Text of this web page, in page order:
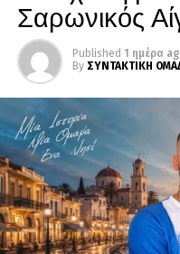
Σαρωνικός
Published 1 ημέρα
By ΣΥΝΤΑΚΤΙΚΗ